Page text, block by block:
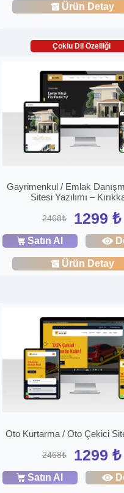
Ürün Detay
Çoklu Dil Özelliği
Gayrimenkul / Emlak
Sitesi Yazılımı –
2468₺ 1299 ₺
Satın Al
Ürün Detay
Oto Kurtarma / Oto Çekici
2468₺ 1299 ₺
Satın Al